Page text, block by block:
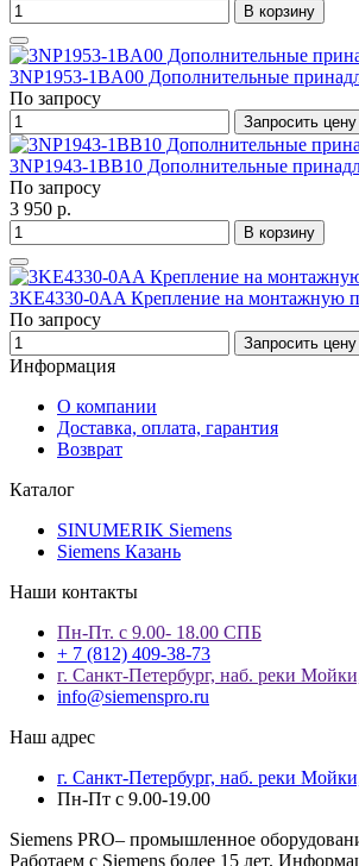
В корзину
3NP1953-1BA00 Дополнительные
По запросу
Запросить цену
3NP1943-1BB10 Дополнительные
По запросу
3 950 р.
В корзину
3KE4330-0AA Крепление на монтажную
По запросу
Запросить цену
Информация
О компании
Доставка, оплата, гарантия
Возврат
Каталог
SINUMERIK Siemens
Siemens Казань
Наши контакты
Пн-Пт. с 9.00- 18.00 СПБ
+ 7 (812) 409-38-73
г. Санкт-Петербург, наб. реки
info@siemenspro.ru
Наш адрес
г. Санкт-Петербург, наб. реки
Пн-Пт с 9.00-19.00
Siemens PRO– промышленное
Работаем с Siemens более 15 лет.